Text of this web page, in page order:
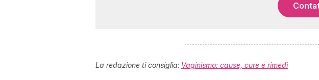
La redazione ti consiglia: Vaginismo: cause, cure e rimedi